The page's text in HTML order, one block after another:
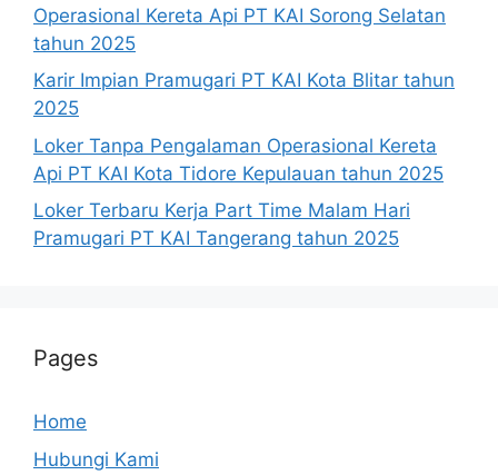
Operasional Kereta Api PT KAI Sorong Selatan
tahun 2025
Karir Impian Pramugari PT KAI Kota Blitar tahun
2025
Loker Tanpa Pengalaman Operasional Kereta
Api PT KAI Kota Tidore Kepulauan tahun 2025
Loker Terbaru Kerja Part Time Malam Hari
Pramugari PT KAI Tangerang tahun 2025
Pages
Home
Hubungi Kami